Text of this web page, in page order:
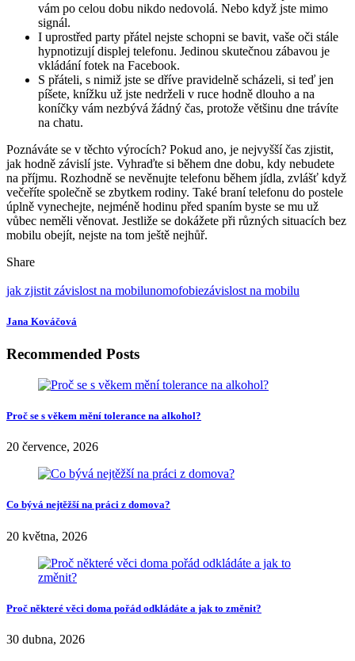
vám po celou dobu nikdo nedovolá. Nebo když jste mimo
signál.
I uprostřed party přátel nejste schopni se bavit, vaše oči stále
hypnotizují displej telefonu. Jedinou skutečnou zábavou je
vkládání fotek na Facebook.
S přáteli, s nimiž jste se dříve pravidelně scházeli, si teď jen
píšete, knížku už jste nedrželi v ruce hodně dlouho a na
koníčky vám nezbývá žádný čas, protože většinu dne trávíte
na chatu.
Poznáváte se v těchto výrocích? Pokud ano, je nejvyšší čas zjistit,
jak hodně závislí jste. Vyhraďte si během dne dobu, kdy nebudete
na příjmu. Rozhodně se nevěnujte telefonu během jídla, zvlášť když
večeříte společně se zbytkem rodiny. Také braní telefonu do postele
úplně vynechejte, nejméně hodinu před spaním byste se mu už
vůbec neměli věnovat. Jestliže se dokážete při různých situacích bez
mobilu obejít, nejste na tom ještě nejhůř.
Share
jak zjistit závislost na mobilunomofobiezávislost na mobilu
Jana Kováčová
Recommended Posts
Proč se s věkem mění tolerance na alkohol?
20 července, 2026
Co bývá nejtěžší na práci z domova?
20 května, 2026
Proč některé věci doma pořád odkládáte a jak to změnit?
30 dubna, 2026